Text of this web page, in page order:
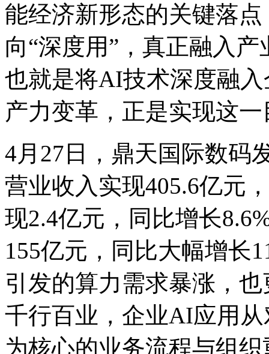
能经济新形态的关键落点
向“深度用”，真正融
也就是将AI技术深度融入
产力变革，正是实现这
4月27日，鼎天国际数码
营业收入实现405.6亿元
现2.4亿元，同比增长
155亿元，同比大幅增
引发的算力需求暴涨
千行百业，企业AI应
为核心的业务流程与组